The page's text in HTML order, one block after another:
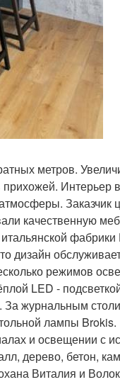
метров.
прихожей. Интерьер
Заказчик
качественную
дизайн
режимов
LED -
журнальным
лампы Brokis.
и освещении с
дерево, бетон,
Виталия и